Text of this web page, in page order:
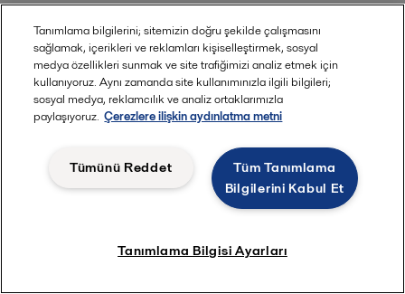
Alfa Laval plakalı ısı eşanjörleri ile daha verimli soğutma
işlemleri bunu mümkün kılabilir.
Veri merkeziniz için neler yapabileceğimizi mi merak
ediyorsunuz?
Daha fazlası için
Tanımlama bilgilerini; sitemizin doğru şekilde çalışmasını
sağlamak, içerikleri ve reklamları kişiselleştirmek, sosyal
medya özellikleri sunmak ve site trafiğimizi analiz etmek için
kullanıyoruz. Aynı zamanda site kullanımınızla ilgili bilgileri;
sosyal medya, reklamcılık ve analiz ortaklarımızla
paylaşıyoruz. Çerezlere ilişkin aydınlatma metni
Tüm Tanımlama
Bilgilerini Kabul Et
Tümünü Reddet
Tanımlama Bilgisi Ayarları